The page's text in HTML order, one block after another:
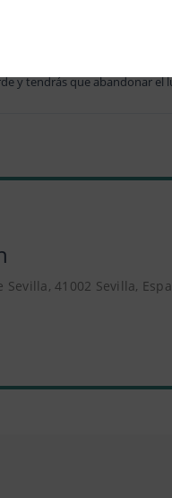
el alojamiento
Lorenzo – 2 habitaciones y
y tendrás que abandonar el
Sevilla, 41002 Sevilla,